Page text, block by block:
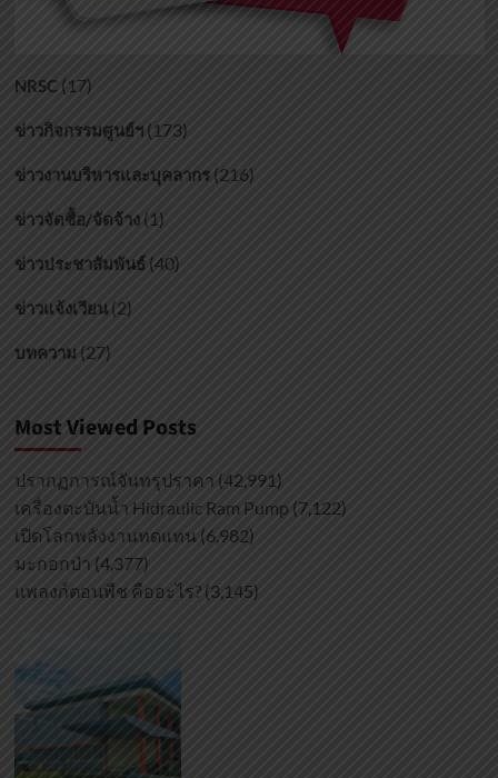
NRSC (17)
ข่าวกิจกรรมศูนย์ฯ(173)
ข่าวงานบริหารและบุคลากร(216)
ข่าวจัดซื้อ/จัดจ้าง(1)
ข่าวประชาสัมพันธ์(40)
ข่าวแจ้งเวียน(2)
บทความ (27)
Most Viewed Posts
ปรากฏการณ์จันทรุปราคา (42,991)
เครื่องตะบันน้ำ Hidraulic Ram Pump (7,122)
เปิดโลกพลังงานทดแทน (6,982)
มะกอกป่า (4,377)
แพลงก์ตอนพืช คืออะไร? (3,145)